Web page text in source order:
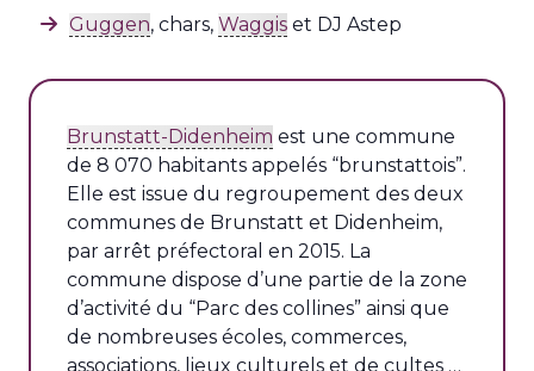
Guggen, chars, Waggis et DJ Astep
Brunstatt-Didenheim est une commune
de 8 070 habitants appelés “brunstattois”.
Elle est issue du regroupement des deux
communes de Brunstatt et Didenheim,
par arrêt préfectoral en 2015. La
commune dispose d’une partie de la zone
d’activité du “Parc des collines” ainsi que
de nombreuses écoles, commerces,
associations, lieux culturels et de cultes …